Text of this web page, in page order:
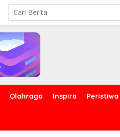
Olahraga Inspira Peristiwa